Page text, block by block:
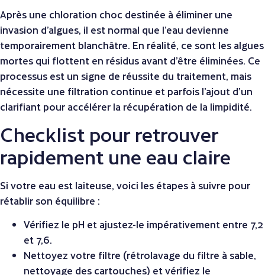
Après une chloration choc destinée à éliminer une
invasion d’algues, il est normal que l’eau devienne
temporairement blanchâtre. En réalité, ce sont les algues
mortes qui flottent en résidus avant d’être éliminées. Ce
processus est un signe de réussite du traitement, mais
nécessite une filtration continue et parfois l’ajout d’un
clarifiant pour accélérer la récupération de la limpidité.
Checklist pour retrouver
rapidement une eau claire
Si votre eau est laiteuse, voici les étapes à suivre pour
rétablir son équilibre :
Vérifiez le pH et ajustez-le impérativement entre 7,2
et 7,6.
Nettoyez votre filtre (rétrolavage du filtre à sable,
nettoyage des cartouches) et vérifiez le